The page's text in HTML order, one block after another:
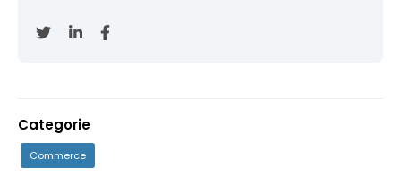
Categorie
Commerce